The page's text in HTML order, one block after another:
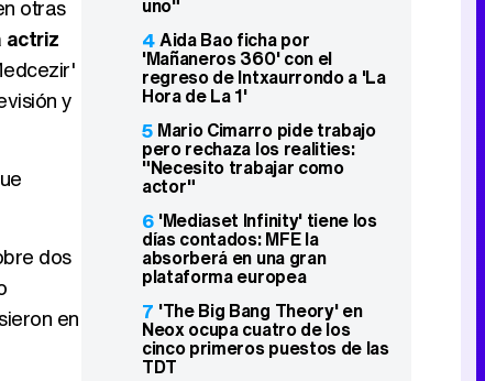
otras
actriz
y
dos
en
uno"
4Aida Bao ficha por
'Mañaneros 360' con el
regreso de Intxaurrondo a 'La
Hora de La 1'
5 Mario Cimarro pide trabajo
pero rechaza los realities:
"Necesito trabajar como
actor"
6 'Mediaset Infinity' tiene los
días contados: MFE la
absorberá en una gran
plataforma europea
7 'The Big Bang Theory' en
Neox ocupa cuatro de los
cinco primeros puestos de las
TDT